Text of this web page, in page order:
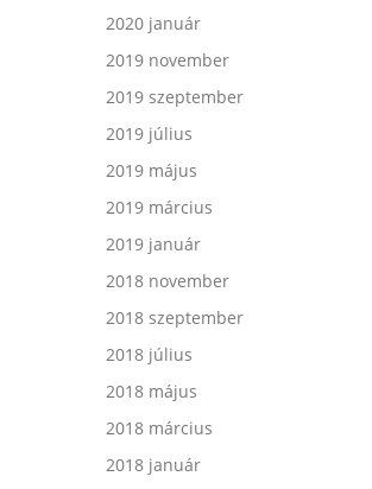
2020 január
2019 november
2019 szeptember
2019 július
2019 május
2019 március
2019 január
2018 november
2018 szeptember
2018 július
2018 május
2018 március
2018 január